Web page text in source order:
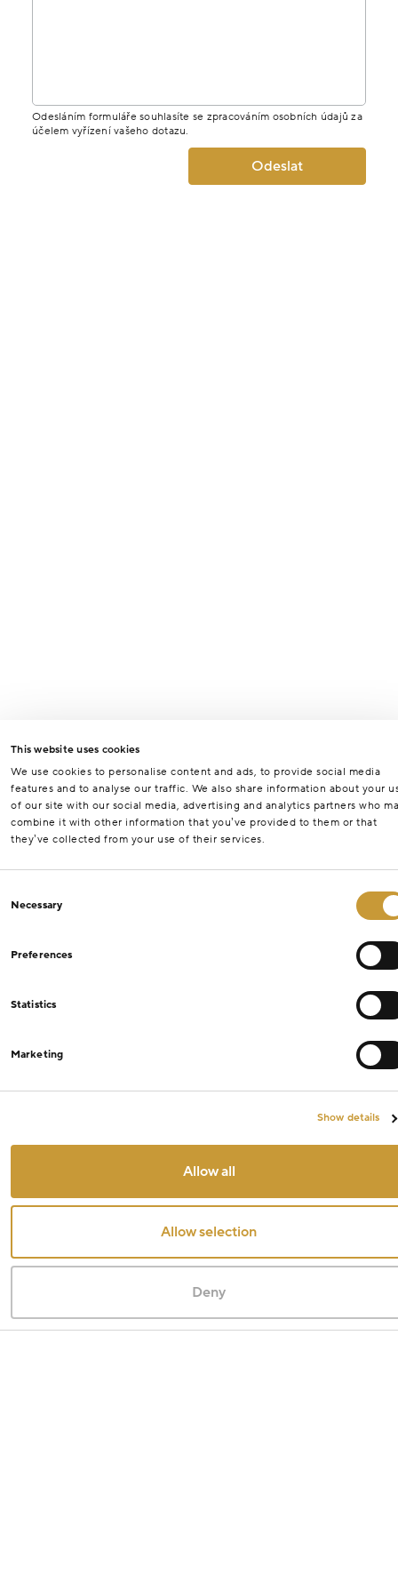
This website uses cookies
We use cookies to personalise content and ads, to provide social media
features and to analyse our traffic. We also share information about your
of our site with our social media, advertising and analytics partners who
combine it with other information that you’ve provided to them or that
they’ve collected from your use of their services.
Selection
Necessary
Preferences
Statistics
Marketing
Show details
Allow all
Allow selection
Deny
Odesláním formuláře souhlasíte se zpracováním osobních údajů za
účelem vyřízení vašeho dotazu.
Odeslat